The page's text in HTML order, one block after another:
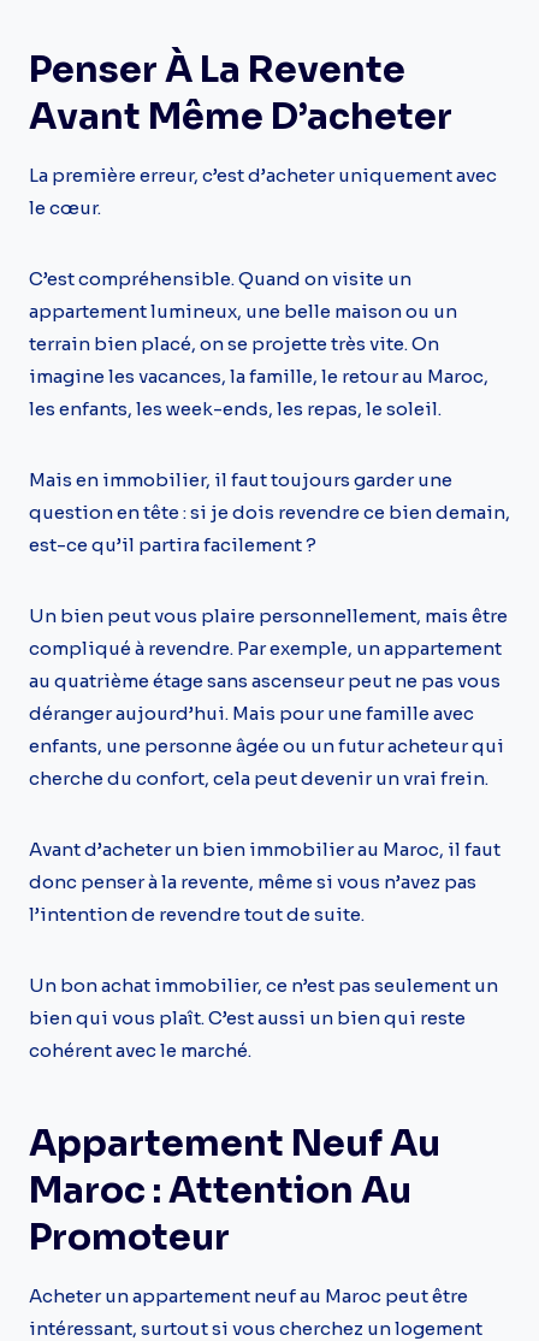
Penser À La Revente
Avant Même D’acheter
La première erreur, c’est d’acheter uniquement avec
le cœur.
C’est compréhensible. Quand on visite un
appartement lumineux, une belle maison ou un
terrain bien placé, on se projette très vite. On
imagine les vacances, la famille, le retour au Maroc,
les enfants, les week-ends, les repas, le soleil.
Mais en immobilier, il faut toujours garder une
question en tête : si je dois revendre ce bien demain,
est-ce qu’il partira facilement ?
Un bien peut vous plaire personnellement, mais être
compliqué à revendre. Par exemple, un appartement
au quatrième étage sans ascenseur peut ne pas vous
déranger aujourd’hui. Mais pour une famille avec
enfants, une personne âgée ou un futur acheteur qui
cherche du confort, cela peut devenir un vrai frein.
Avant d’acheter un bien immobilier au Maroc, il faut
donc penser à la revente, même si vous n’avez pas
l’intention de revendre tout de suite.
Un bon achat immobilier, ce n’est pas seulement un
bien qui vous plaît. C’est aussi un bien qui reste
cohérent avec le marché.
Appartement Neuf Au
Maroc : Attention Au
Promoteur
Acheter un appartement neuf au Maroc peut être
intéressant, surtout si vous cherchez un logement